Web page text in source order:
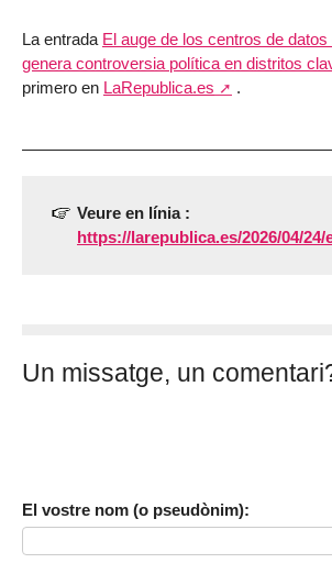
La entrada El auge de los centros de
genera controversia política en distritos
primero en LaRepublica.es .
Veure en línia :
https://larepublica.es/2026/04/24/
Un missatge, un
El vostre nom (o pseudònim):